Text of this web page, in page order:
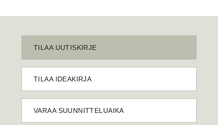
TILAA UUTISKIRJE
TILAA IDEAKIRJA
VARAA SUUNNITTELUAIKA